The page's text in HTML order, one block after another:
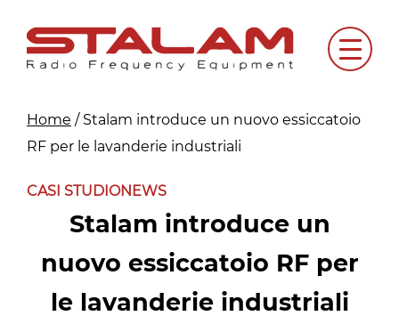
content
Menu
Home / Stalam introduce un nuovo essiccatoio
RF per le lavanderie industriali
CASI STUDIONEWS
Stalam introduce un
nuovo essiccatoio RF per
le lavanderie industriali